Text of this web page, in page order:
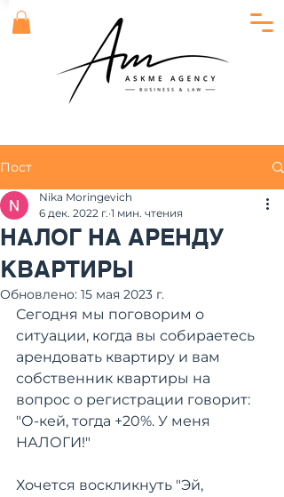
Пост
НАЛОГ НА АРЕНДУ
КВАРТИРЫ
Nika Moringevich
6 дек. 2022 г. 1 мин. чтения
Обновлено: 15 мая 2023 г.
Сегодня мы поговорим о
ситуации, когда вы собираетесь
арендовать квартиру и вам
собственник квартиры на
вопрос о регистрации говорит:
"О-кей, тогда +20%. У меня
НАЛОГИ!"
Хочется воскликнуть "Эй,